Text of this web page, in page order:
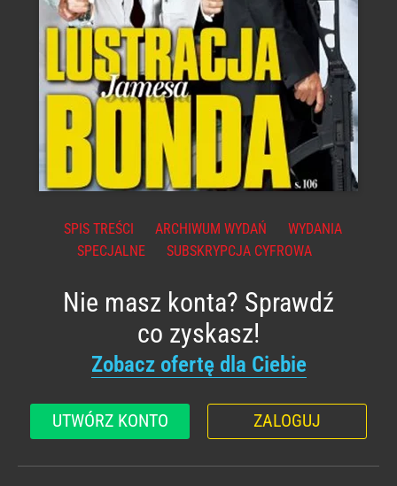
SPIS TREŚCI ARCHIWUM WYDAŃ
WYDANIA
SPECJALNE
SUBSKRYPCJA CYFROWA
Nie masz konta? Sprawdź
co zyskasz!
Zobacz ofertę dla Ciebie
UTWÓRZ KONTO ZALOGUJ